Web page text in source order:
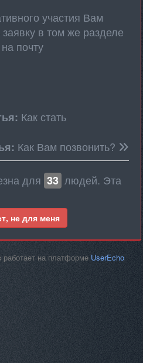
участия Вам
в том же разделе
почту
Как стать
Как Вам позвонить?
для 33 людей. Эта
не для меня
работает на платформе UserEcho